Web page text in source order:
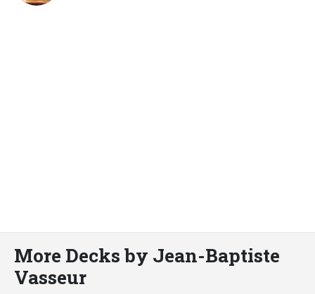
More Decks by Jean-Baptiste
Vasseur